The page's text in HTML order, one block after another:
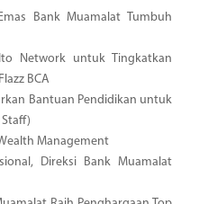
Bank Muamalat Tumbuh
Network untuk Tingkatkan
BCA
Bantuan Pendidikan untuk
Management
Direksi Bank Muamalat